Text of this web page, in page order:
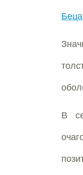
Беца
В